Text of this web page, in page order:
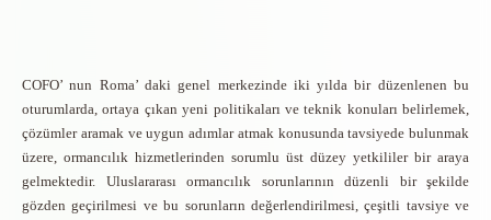
COFO’ nun Roma’ daki genel merkezinde iki yılda bir düzenlenen bu
oturumlarda, ortaya çıkan yeni politikaları ve teknik konuları belirlemek,
çözümler aramak ve uygun adımlar atmak konusunda tavsiyede bulunmak
üzere, ormancılık hizmetlerinden sorumlu üst düzey yetkililer bir araya
gelmektedir. Uluslararası ormancılık sorunlarının düzenli bir şekilde
gözden geçirilmesi ve bu sorunların değerlendirilmesi, çeşitli tavsiye ve